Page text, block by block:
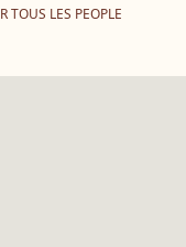
TOUS LES PEOPLE